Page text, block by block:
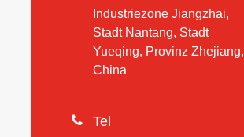
Industriezone Jiangzhai,
Stadt Nantang, Stadt
Yueqing, Provinz Zhejiang,
China
 Tel